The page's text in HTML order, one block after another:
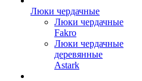
Люки чердачные
Люки чердачные
Fakro
Люки чердачные
деревянные
Astark